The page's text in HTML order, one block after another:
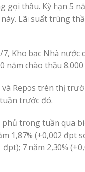
gọi thầu. Kỳ hạn 5
Lãi suất trúng
Kho bạc Nhà
năm chào thầu
Repos trên thị
trước đó.
trong tuần qua
1,87% (+0,002 đpt
đpt); 7 năm 2,30%